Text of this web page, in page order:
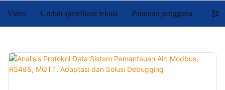
Video Unduh spesifikasi teknis Panduan pengguna